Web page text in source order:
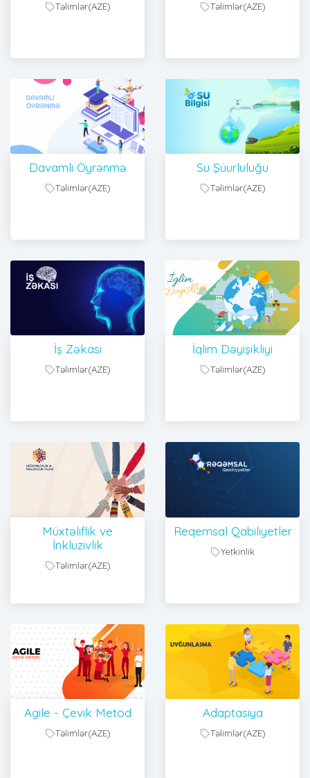
Təlimlər(AZE) Təlimlər(AZE)
Davamlı Öyrənmə
Təlimlər(AZE)
Su Şüurluluğu
Təlimlər(AZE)
İş Zəkası
Təlimlər(AZE)
İqlim Dəyişikliyi
Təlimlər(AZE)
Müxtəliflik ve
İnkluzivlik
Təlimlər(AZE)
Reqemsal Qabiliyetler
Yetkinlik
Agile - Çevik Metod
Təlimlər(AZE)
Adaptasiya
Təlimlər(AZE)